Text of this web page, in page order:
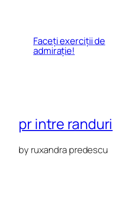
Faceți exerciții de
admirație!
pr intre randuri
by ruxandra predescu